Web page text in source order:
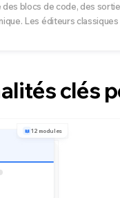
blocs de code, des
Les éditeurs
clés
12 modules